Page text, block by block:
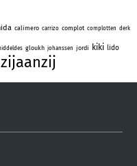
calimero carrizo complot complotten derk
gloukh johanssen jordi kiki lido
zijaanzij